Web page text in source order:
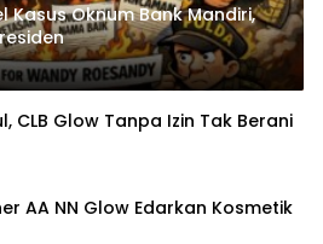
Kasus Oknum Bank Mandiri,
CLB Glow Tanpa Izin Tak Berani
AA NN Glow Edarkan Kosmetik